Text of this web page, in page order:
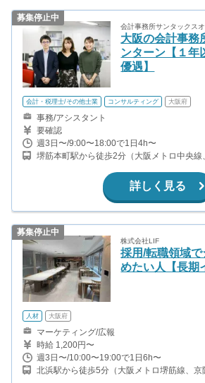
募集停止中
会計事務所サンタックス
大阪の会計事務
ンターン【１年
優遇】
会計・税理士/その他士業 コンサルティング 大阪府
事務/アシスタント
要確認
週3日〜/9:00〜18:00で1日4h〜
堺筋本町駅から徒歩2分（大阪メトロ中央線
阪メトロ四つ橋線） 北浜駅から徒歩8分（
詳しく見る
募集停止中
株式会社LIF
採用/転職領域
めたい人【長期
人材 大阪府
マーケティング/広報
時給 1,200円〜
週3日〜/10:00〜19:00で1日6h〜
北浜駅から徒歩5分（大阪メトロ堺筋線、京